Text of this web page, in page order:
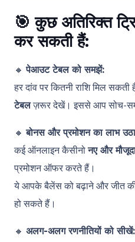
🎯कुछ अतिरिक्त
कर सकती हैं:
🔸पेआउट टेबल को समझें:
हर दांव पर कितनी राशि मिल
टेबलज़रूर देखें। इससे आप सोच-
🔸बोनस और प्रमोशन का लाभ
कई ऑनलाइन कैसीनोनए और
प्रमोशन ऑफर करते हैं।
ये आपके बैलेंस को बढ़ाने और जीत की
हो सकते हैं।
🔸 अलग-अलग रणनीतियों को सीखें: